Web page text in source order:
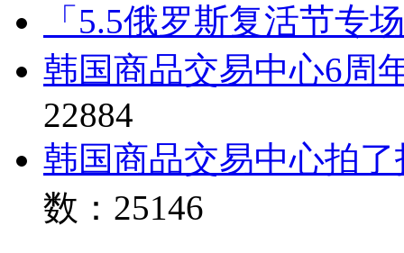
「5.5俄罗斯复活节专
韩国商品交易中心6周
22884
韩国商品交易中心拍
数：25146